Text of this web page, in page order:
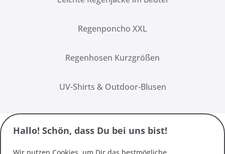
Regenponcho XXL
Regenhosen Kurzgrößen
UV-Shirts & Outdoor-Blusen
Hallo! Schön, dass Du bei uns bist!